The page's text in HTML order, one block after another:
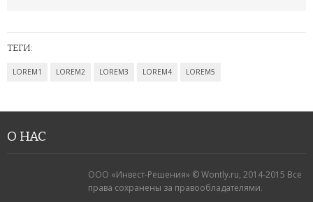
ЛАНЧ БОКСЫ ДЛЯ ЕДЫ
ШЕЙКЕРЫ
АВТОАКСЕССУАРЫ
ТЕГИ:
LOREM1 LOREM2 LOREM3 LOREM4 LOREM5
О НАС
ООО «Инвест-Решения» © Wontly.ru, 2014-2015 Все
права сохранены за правообладателями.